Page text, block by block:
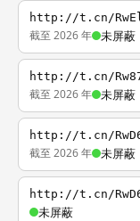
http://t.cn/
截至 2026 年 未屏蔽
http://t.cn/
截至 2026 年 未屏蔽
http://t.cn/
截至 2026 年 未屏蔽
http://t.cn/
未屏蔽